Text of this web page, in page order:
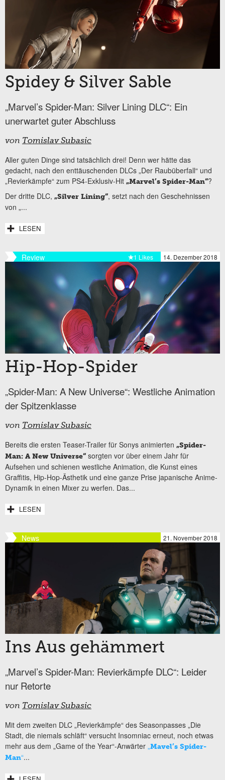
Spidey & Silver Sable
„Marvel’s Spider-Man: Silver Lining DLC“: Ein
unerwartet guter Abschluss
von Tomislav Subasic
Aller guten Dinge sind tatsächlich drei! Denn wer hätte das
gedacht, nach den enttäuschenden DLCs „Der Raubüberfall“ und
„Revierkämpfe“ zum PS4-Exklusiv-Hit „Marvel’s Spider-Man“?
Der dritte DLC, „Silver Lining“, setzt nach den Geschehnissen
von „...
LESEN
Review 14. Dezember 2018
1 Likes
Hip-Hop-Spider
„Spider-Man: A New Universe“: Westliche Animation
der Spitzenklasse
von Tomislav Subasic
Bereits die ersten Teaser-Trailer für Sonys animierten „Spider-
Man: A New Universe“ sorgten vor über einem Jahr für
Aufsehen und schienen westliche Animation, die Kunst eines
Graffitis, Hip-Hop-Ästhetik und eine ganze Prise japanische Anime-
Dynamik in einen Mixer zu werfen. Das...
LESEN
News 21. November 2018
Ins Aus gehämmert
„Marvel’s Spider-Man: Revierkämpfe DLC“: Leider
nur Retorte
von Tomislav Subasic
Mit dem zweiten DLC „Revierkämpfe“ des Seasonpasses „Die
Stadt, die niemals schläft“ versucht Insomniac erneut, noch etwas
mehr aus dem „Game of the Year“-Anwärter „Mavel’s Spider-
Man“...